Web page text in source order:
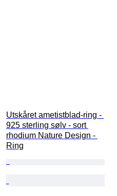
Utskåret ametistblad-ring -
925 sterling sølv - sort
rhodium Nature Design -
Ring